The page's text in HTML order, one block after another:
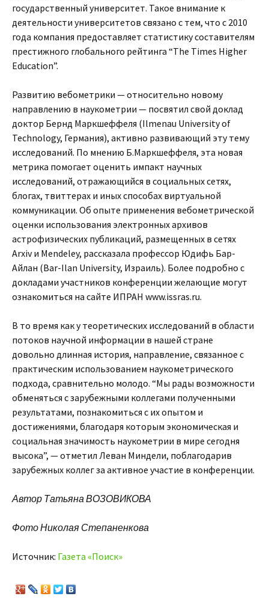
государственный университет. Такое внимание к
деятельности университетов связано с тем, что с 2010
года компания предоставляет статистику составителям
престижного глобального рейтинга “The Times Higher
Education”.
Развитию вебометрики — относительно новому
направлению в наукометрии — посвятил свой доклад
доктор Бернд Маркшеффеля (Ilmenau University of
Technology, Германия), активно развивающий эту тему
исследований. По мнению Б.Маркшеффеля, эта новая
метрика помогает оценить импакт научных
исследований, отражающийся в социальных сетях,
блогах, твиттерах и иных способах виртуальной
коммуникации. Об опыте применения вебометрической
оценки использования электронных архивов
астрофизических публикаций, размещенных в сетях
Arxiv и Mendeley, рассказала профессор Юдифь Бар-
Айлан (Bar-Ilan University, Израиль). Более подробно с
докладами участников конференции желающие могут
ознакомиться на сайте ИПРАН www.issras.ru.
В то время как у теоретических исследований в области
потоков научной информации в нашей стране
довольно длинная история, направление, связанное с
практическим использованием наукометрического
подхода, сравнительно молодо. “Мы рады возможности
обменяться с зарубежными коллегами полученными
результатами, познакомиться с их опытом и
достижениями, благодаря которым экономическая и
социальная значимость наукометрии в мире сегодня
высока”, — отметил Леван Миндели, поблагодарив
зарубежных коллег за активное участие в конференции.
Автор Татьяна ВОЗОВИКОВА
Фото Николая Степаненкова
Источник: Газета «Поиск»